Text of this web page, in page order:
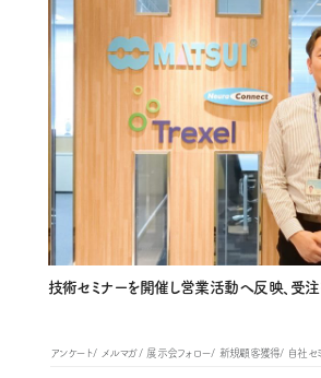
技術セミナーを開催し営業活動へ反映、受注
アンケート メルマガ 展示会フォロー 新規顧客獲得 自社セ